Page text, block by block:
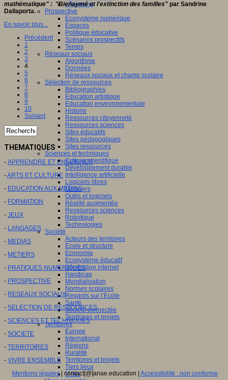
eTwinning
Prospective
Ecosystème numérique
Espaces
Politique éducative
Scénarios prospectifs
Temps
Réseaux sociaux
Algorithme
Données
Réseaux sociaux et champ scolaire
Sélection de ressources
Bibliographies
Education artistique
Education environnementale
Histoire
Ressources citoyenneté
Ressources sciences
Sites éducatifs
Sites pédagogiques
Sites ressources
Sciences et techniques
Culture scientifique
Développement durable
Intelligence artificielle
Logiciels libres
Métavers
Outils et logiciels
Réalité augmentée
Ressources sciences
Robotique
Technologies
Société
Acteurs des territoires
Ecole et structure
Economie
Ecosystème éducatif
Génération internet
Handicap
Mondialisation
Normes scolaires
Regards sur l’Ecole
Santé
Société connectée
Territoires et projets
Territoires
Europe
International
Régions
Ruralité
Territoires et projets
Tiers lieux
Villes
mathématique" : "Bienaymé et l'extinction des familles" par Sandrine
Dallaporta.
En savoir plus...
Précédent
1
2
3
4
5
6
7
8
9
10
Suivant
THEMATIQUES
- APPRENDRE ET ENSEIGNER
-ARTS ET CULTURE
- EDUCATION AUX MEDIAS
- FORMATION
- JEUX
- LANGAGES
- MEDIAS
- METIERS
- PRATIQUES NUMERIQUES
- PROSPECTIVE
- RESEAUX SOCIAUX
- SELECTION DE RESSOURCES
- SCIENCES ET TECHNIQUES
- SOCIETE
- TERRITOIRES
- VIVRE ENSEMBLE
Mentions légales| contact[@]anae.education | Accessibilité : non conforme